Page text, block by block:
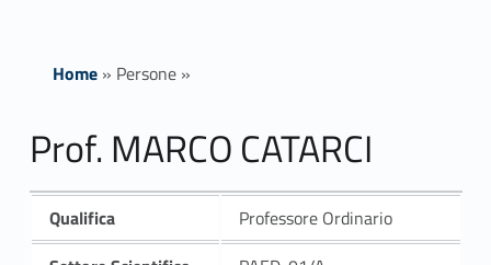
Home» Persone»
Prof. MARCO CATARCI
Qualifica
Professore Ordinario